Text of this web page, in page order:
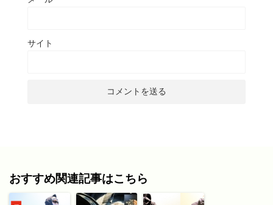
サイト
おすすめ関連記事はこちら